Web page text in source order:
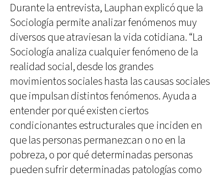
Durante la entrevista, Lauphan explicó que la
Sociología permite analizar fenómenos muy
diversos que atraviesan la vida cotidiana. “La
Sociología analiza cualquier fenómeno de la
realidad social, desde los grandes
movimientos sociales hasta las causas sociales
que impulsan distintos fenómenos. Ayuda a
entender por qué existen ciertos
condicionantes estructurales que inciden en
que las personas permanezcan o no en la
pobreza, o por qué determinadas personas
pueden sufrir determinadas patologías como